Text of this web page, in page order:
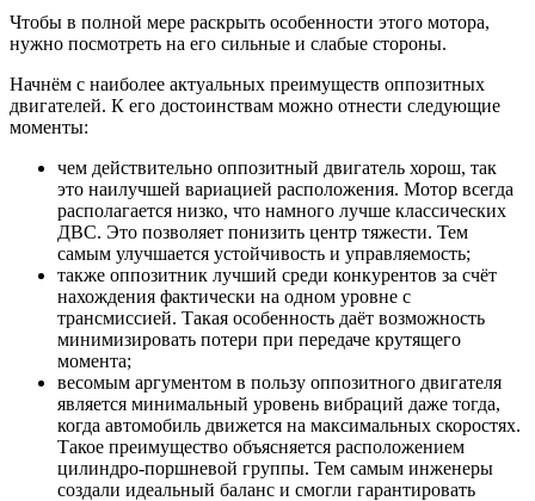
Чтобы в полной мере раскрыть особенности этого мотора,
нужно посмотреть на его сильные и слабые стороны.
Начнём с наиболее актуальных преимуществ оппозитных
двигателей. К его достоинствам можно отнести следующие
моменты:
чем действительно оппозитный двигатель хорош, так
это наилучшей вариацией расположения. Мотор всегда
располагается низко, что намного лучше классических
ДВС. Это позволяет понизить центр тяжести. Тем
самым улучшается устойчивость и управляемость;
также оппозитник лучший среди конкурентов за счёт
нахождения фактически на одном уровне с
трансмиссией. Такая особенность даёт возможность
минимизировать потери при передаче крутящего
момента;
весомым аргументом в пользу оппозитного двигателя
является минимальный уровень вибраций даже тогда,
когда автомобиль движется на максимальных скоростях.
Такое преимущество объясняется расположением
цилиндро-поршневой группы. Тем самым инженеры
создали идеальный баланс и смогли гарантировать